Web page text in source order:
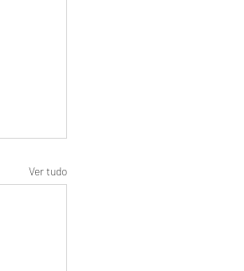
Ver tudo